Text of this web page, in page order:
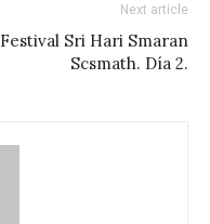
Next article
Festival Sri Hari Smaran
Scsmath. Día 2.